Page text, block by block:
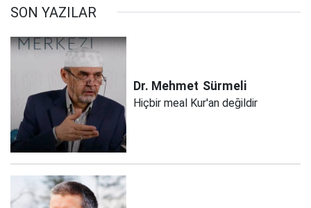
SON YAZILAR
Dr. Mehmet Sürmeli
Hiçbir meal Kur'an değildir